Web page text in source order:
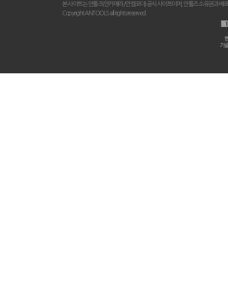
본 사이트는 안툴즈(안카메라/안캠코더) 공식 사이트이며, 안툴즈 소유권과 배
Copyright ANTOOLS all rights reserved.